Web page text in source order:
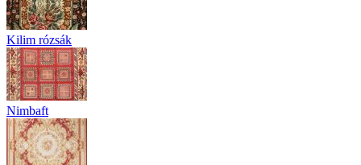
Kilim rózsák
Nimbaft